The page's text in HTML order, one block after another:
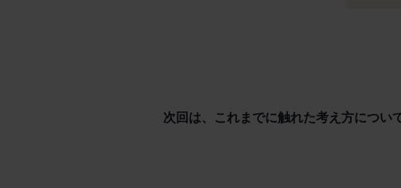
次回は、これまでに触れた考え方につい